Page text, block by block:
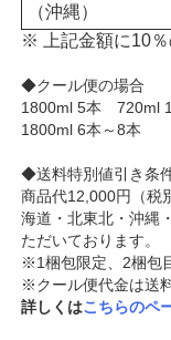
（沖縄）
※ 上記金額に10％
◆クール便の場合
1800ml 5本 720ml
1800ml 6本～
◆送料特別値引き条
商品代12,000円（税
海道・北東北・沖縄
ただいております。
※1梱包限定、2梱包
※クール便代金は送
詳しくはこちらのペ